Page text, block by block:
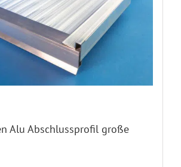
Alu Abschlussprofil große